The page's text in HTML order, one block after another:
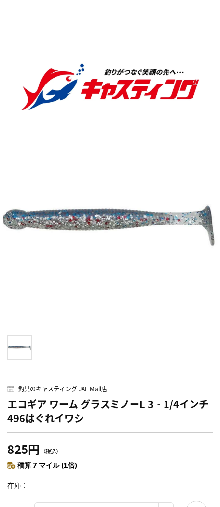
釣具のキャスティング JAL Mall店
エコギア ワーム グラスミノーL 3‐1/4インチ
496はぐれイワシ
825円 （税込）
積算 7 マイル (1倍)
在庫